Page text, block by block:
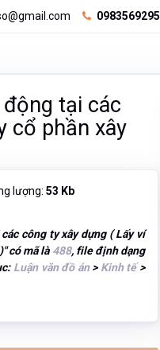
0983569295
tại các
cổ phần xây
lượng:53 Kb
công ty xây dựng ( Lấy ví
" có mã là 488, file định dạng
Luận văn đồ án> Kinh tế>